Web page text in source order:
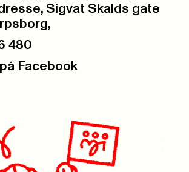
Sigvat Skalds gate
480
Facebook